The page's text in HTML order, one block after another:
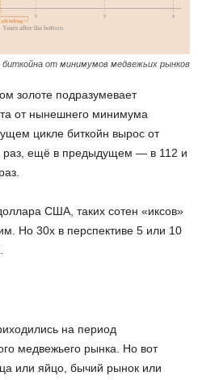
от минимумов медвежьих рынков
золоте подразумевает
от нынешнего минимума
цикле биткойн вырос от
раз, ещё в предыдущем — в 112 и
США, таких сотен «иксов»
Но 30x в перспективе 5 или 10
на период
медвежьего рынка. Но вот
или яйцо, бычий рынок или